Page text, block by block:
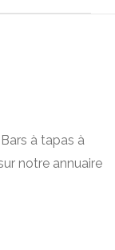
à tapas à
notre annuaire